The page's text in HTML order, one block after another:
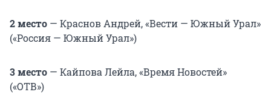
2 место — Краснов Андрей, «Вести — Южный Урал»
(«Россия — Южный Урал»)
3 место — Кайпова Лейла, «Время Новостей»
(«ОТВ»)